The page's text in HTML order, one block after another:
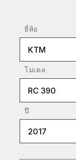
ยี่ห้อ
KTM
โมเดล
RC 390
ปี
2017